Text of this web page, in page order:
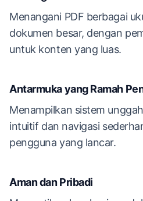
Menangani PDF berbagai
dokumen besar, dengan
untuk konten yang luas.
Antarmuka yang Ramah
Menampilkan sistem
intuitif dan navigasi
pengguna yang lancar.
Aman dan Pribadi